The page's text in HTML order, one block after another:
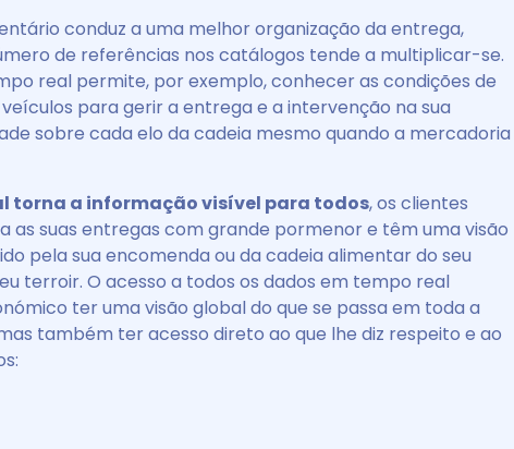
conduz a uma melhor organização da entrega,
de referências nos catálogos tende a multiplicar-se.
real permite, por exemplo, conhecer as condições de
para gerir a entrega e a intervenção na sua
sobre cada elo da cadeia mesmo quando a mercadoria
torna a informação visível para todos, os clientes
as suas entregas com grande pormenor e têm uma visão
pela sua encomenda ou da cadeia alimentar do seu
terroir. O acesso a todos os dados em tempo real
ter uma visão global do que se passa em toda a
também ter acesso direto ao que lhe diz respeito e ao